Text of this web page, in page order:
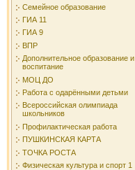
Семейное образование
ГИА 11
ГИА 9
ВПР
Дополнительное образование и
воспитание
МОЦ ДО
Работа с одарёнными детьми
Всероссийская олимпиада
школьников
Профилактическая работа
ПУШКИНСКАЯ КАРТА
ТОЧКА РОСТА
Физическая культура и спорт 1